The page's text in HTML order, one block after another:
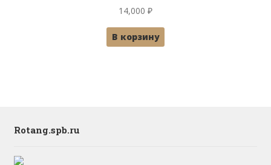
14,000 ₽
В корзину
Rotang.spb.ru